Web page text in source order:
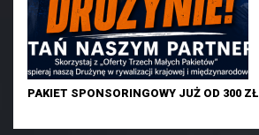
PAKIET SPONSORINGOWY JUŻ OD 300 ZŁ